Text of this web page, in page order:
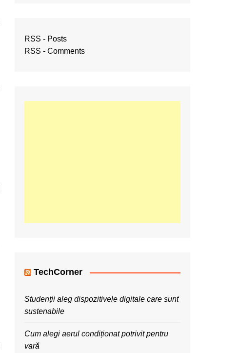
RSS - Posts
RSS - Comments
TechCorner
Studenții aleg dispozitivele digitale care sunt
sustenabile
Cum alegi aerul condiționat potrivit pentru
vară